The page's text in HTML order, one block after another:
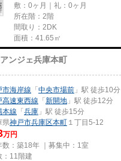
敷：0ヶ月｜礼：0ヶ月
所在階：2階
間取り：2DK
面積：41.65㎡
アンジェ兵庫本町
市海岸線 「 中央市場前 」駅 徒歩10分
高速東西線 「 新開地 」駅 徒歩12分
本線 「 兵庫 」駅 徒歩15分
県神戸市兵庫区本町 １丁目5-12
万円
数：築18年 ｜募集中： 1室
：11階建